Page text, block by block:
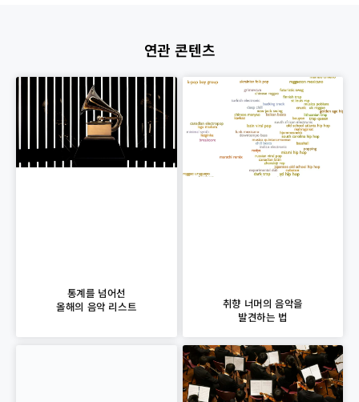
연관 콘텐츠
통계를 넘어선
올해의 음악 리스트
취향 너머의 음악을
발견하는 법